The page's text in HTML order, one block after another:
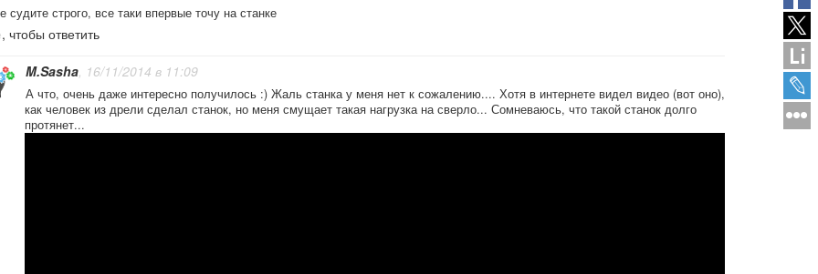
судите строго, все таки впервые точу на станке
, чтобы ответить
M.Sasha, 16/11/2014 в 11:09
А что, очень даже интересно получилось :) Жаль станка у меня нет к сожалению.... Хотя в интернете видел видео (вот оно),
как человек из дрели сделал станок, но меня смущает такая нагрузка на сверло... Сомневаюсь, что такой станок долго
протянет...